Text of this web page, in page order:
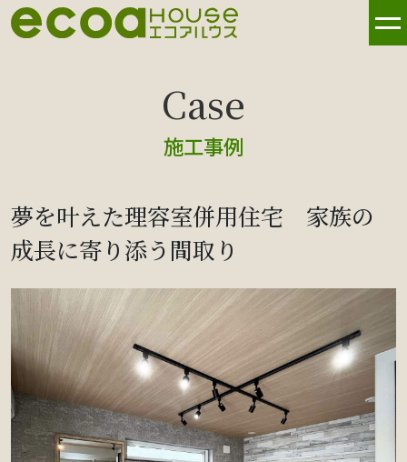
施工事例
夢を叶えた理容室併用住宅 家族の
成長に寄り添う間取り